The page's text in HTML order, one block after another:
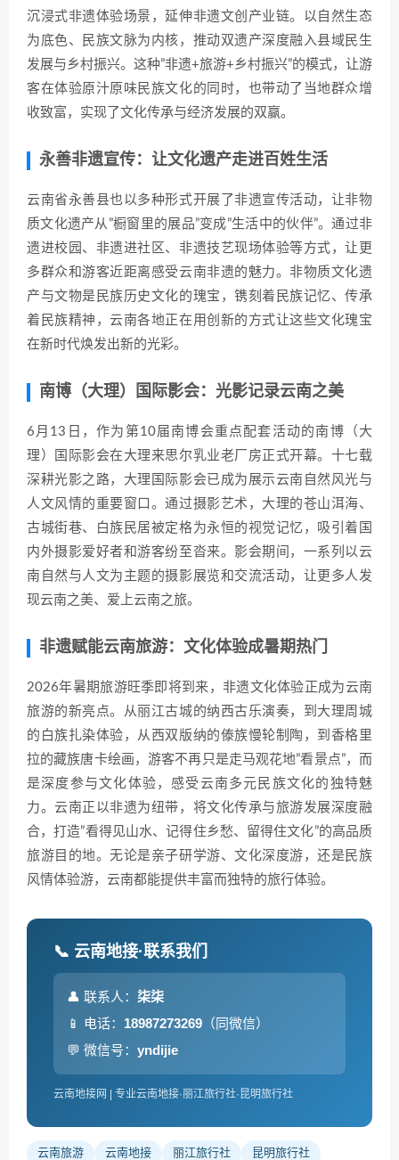
沉浸式非遗体验场景，延伸非遗文创产业链。以自然生态
为底色、民族文脉为内核，推动双遗产深度融入县域民生
发展与乡村振兴。这种”非遗+旅游+乡村振兴”的模式，让游
客在体验原汁原味民族文化的同时，也带动了当地群众增
收致富，实现了文化传承与经济发展的双赢。
永善非遗宣传：让文化遗产走进百姓生活
云南省永善县也以多种形式开展了非遗宣传活动，让非物
质文化遗产从”橱窗里的展品”变成”生活中的伙伴”。通过非
遗进校园、非遗进社区、非遗技艺现场体验等方式，让更
多群众和游客近距离感受云南非遗的魅力。非物质文化遗
产与文物是民族历史文化的瑰宝，镌刻着民族记忆、传承
着民族精神，云南各地正在用创新的方式让这些文化瑰宝
在新时代焕发出新的光彩。
南博（大理）国际影会：光影记录云南之美
6月13日，作为第10届南博会重点配套活动的南博（大
理）国际影会在大理来思尔乳业老厂房正式开幕。十七载
深耕光影之路，大理国际影会已成为展示云南自然风光与
人文风情的重要窗口。通过摄影艺术，大理的苍山洱海、
古城街巷、白族民居被定格为永恒的视觉记忆，吸引着国
内外摄影爱好者和游客纷至沓来。影会期间，一系列以云
南自然与人文为主题的摄影展览和交流活动，让更多人发
现云南之美、爱上云南之旅。
非遗赋能云南旅游：文化体验成暑期热门
2026年暑期旅游旺季即将到来，非遗文化体验正成为云南
旅游的新亮点。从丽江古城的纳西古乐演奏，到大理周城
的白族扎染体验，从西双版纳的傣族慢轮制陶，到香格里
拉的藏族唐卡绘画，游客不再只是走马观花地”看景点”，而
是深度参与文化体验，感受云南多元民族文化的独特魅
力。云南正以非遗为纽带，将文化传承与旅游发展深度融
合，打造”看得见山水、记得住乡愁、留得住文化”的高品质
旅游目的地。无论是亲子研学游、文化深度游，还是民族
风情体验游，云南都能提供丰富而独特的旅行体验。
📞 云南地接·联系我们
👤 联系人： 柒柒
📱 电话： 18987273269 （同微信）
💬 微信号： yndijie
云南地接网 | 专业云南地接·丽江旅行社·昆明旅行社
云南旅游 云南地接 丽江旅行社 昆明旅行社